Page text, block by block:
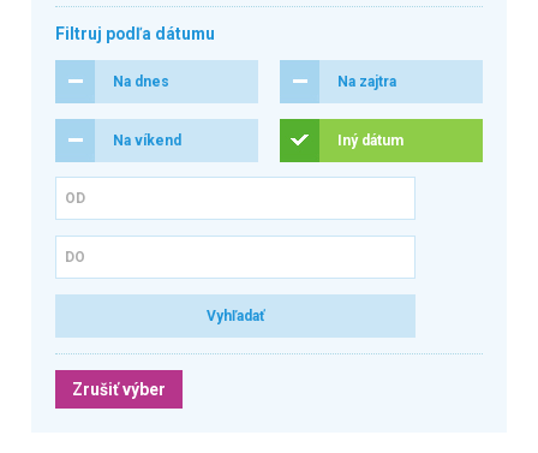
Filtruj podľa dátumu
Na dnes Na zajtra
Na víkend Iný dátum
Zrušiť výber